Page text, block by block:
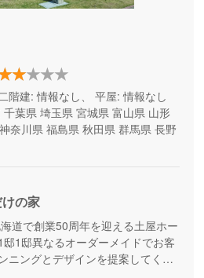
二階建: 情報なし、 平屋: 情報なし
千葉県 埼玉県 宮城県 富山県 山形
神奈川県 福島県 秋田県 群馬県 長野
の家
道で創業50周年を迎える土屋ホー
1邸異なるオーダーメイドでお客
ニングとデザインを提案してくれ